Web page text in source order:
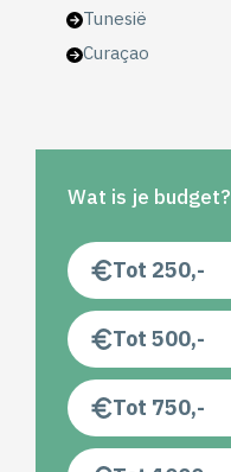
Tunesië
Curaçao
Wat is je budget?
Tot 250,-
Tot 500,-
Tot 750,-